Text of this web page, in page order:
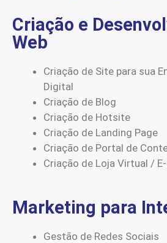
Criação e
Web
Criação de Site para sua
Digital
Criação de Blog
Criação de Hotsite
Criação de Landing Page
Criação de Portal de
Criação de Loja Virtual /
Marketing para
Gestão de Redes Sociais